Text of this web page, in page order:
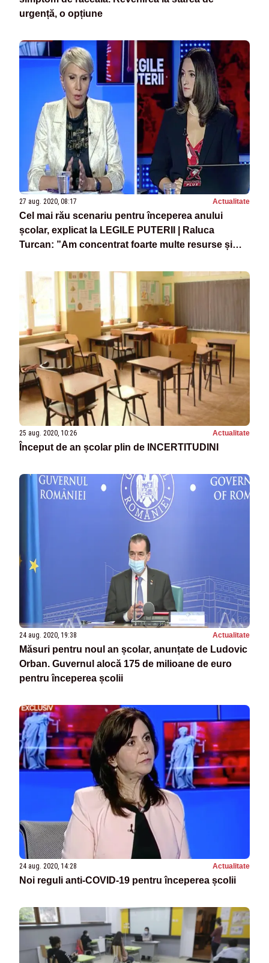
urgență, o opțiune
27 aug. 2020, 08:17 Actualitate
Cel mai rău scenariu pentru începerea anului
școlar, explicat la LEGILE PUTERII | Raluca
Turcan: ”Am concentrat foarte multe resurse și
25 aug. 2020, 10:26 Actualitate
Început de an școlar plin de INCERTITUDINI
24 aug. 2020, 19:38 Actualitate
Măsuri pentru noul an școlar, anunțate de Ludovic
Orban. Guvernul alocă 175 de milioane de euro
pentru începerea școlii
24 aug. 2020, 14:28 Actualitate
Noi reguli anti-COVID-19 pentru începerea școlii